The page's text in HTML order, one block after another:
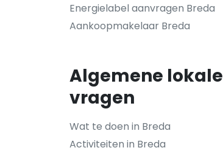
Energielabel aanvragen Breda
Aankoopmakelaar Breda
Algemene lokale
vragen
Wat te doen in Breda
Activiteiten in Breda